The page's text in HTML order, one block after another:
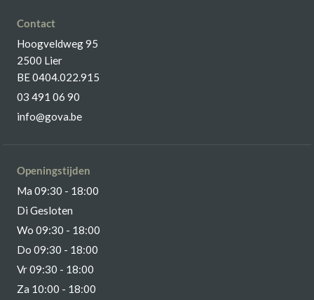
Contact
Hoogveldweg 95
2500 Lier
BE 0404.022.915
03 491 06 90
info@gova.be
Openingstijden
Ma 09:30 - 18:00
Di Gesloten
Wo 09:30 - 18:00
Do 09:30 - 18:00
Vr 09:30 - 18:00
Za 10:00 - 18:00